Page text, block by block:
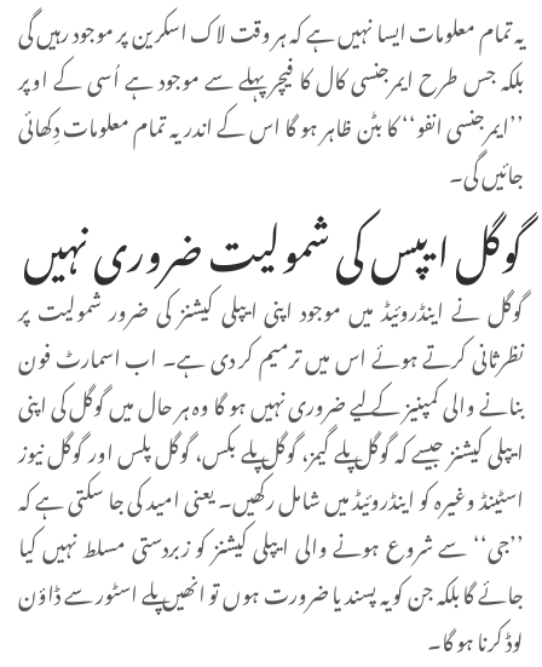
یہ تمام معلومات ایسا نہیں ہے کہ ہر وقت لاک اسکرین پر موجود رہیں گی
بلکہ جس طرح ایمرجنسی کال کا فیچر پہلے سے موجود ہے اُسی کے اوپر
’’ایمرجنسی انفو‘‘ کا بٹن ظاہر ہو گا اس کے اندر یہ تمام معلومات دِکھائی
جائیں گی۔
گوگل ایپس کی شمولیت ضروری نہیں
گوگل نے اینڈروئیڈ میں موجود اپنی ایپلی کیشنز کی ضرور شمولیت پر
نظرثانی کرتے ہوئے اس میں ترمیم کر دی ہے۔ اب اسمارٹ فون
بنانے والی کمپنیز کے لیے ضروری نہیں ہو گا وہ ہر حال میں گوگل کی اپنی
ایپلی کیشنز جیسے کہ گوگل پلے گیمز، گوگل پلے بکس، گوگل پلس اور گوگل نیوز
اسٹینڈ وغیرہ کو اینڈروئیڈ میں شامل رکھیں۔ یعنی امید کی جا سکتی ہے کہ
’’جی‘‘ سے شروع ہونے والی ایپلی کیشنز کو زبردستی مسلط نہیں کیا
جائے گا بلکہ جن کو یہ پسند یا ضرورت ہوں تو انھیں پلے اسٹور سے ڈاؤن
لوڈ کرنا ہو گا۔